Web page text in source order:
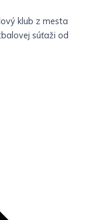
klub z mesta
súťaži od